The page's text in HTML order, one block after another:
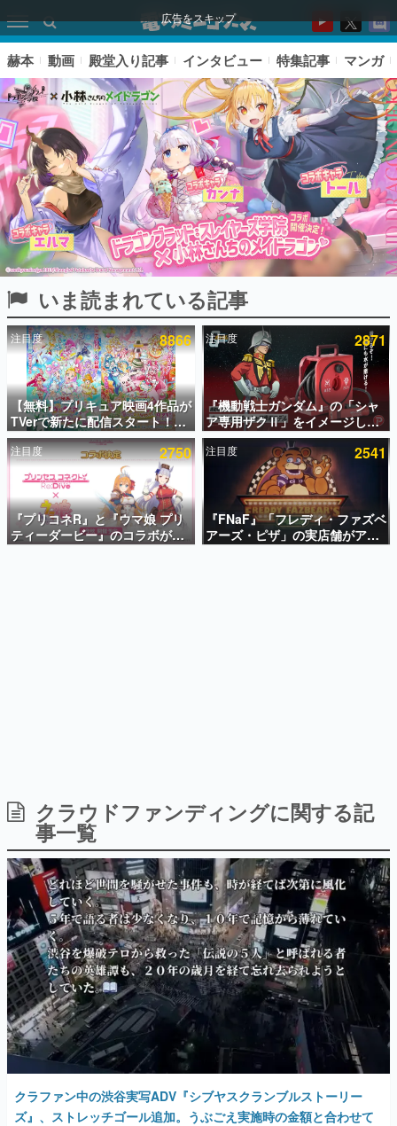
広告をスキップ
ピックアップ
電ファミのいま読まれている記事ランキング
アプリセール情報
インタビュー
連載・特集一覧
殿堂入り記事
SNS拡散数が数千以上！ ページビュー数万以上！ などな
ど。多くの人々に読まれた、電ファミ渾身の“殿堂入り”記
事をまとめました。
日本のコンテンツ産業やカルチャーに与えた影響を探る企
画です。
日本モバイルゲーム産業史
日本のモバイルゲーム史における主要なトピック・タイト
ルを網羅するほか、開発者へのインタビューや識者による
解説を掲載。約20年の歴史が一望できる決定版！
若ゲのいたり〜ゲームクリエイターの青春〜
『うつヌケ』『ペンと箸』等で知られるマンガ家・田中圭
一先生によるゲーム業界レポートマンガです。
なんでゲームは面白い？
ゲーム開発者・hamatsu氏がゲームの魅力を画面や操作の
具体的な形から解き明かしていく、硬派で骨太な評論連載
です。
ゲームが変えた日本語
の起源や用法の変遷を、コンピューター文化史研究家・タ
イニーP氏が徹底調査。
赫本 動画 殿堂入り記事 インタビュー 特集記事 マンガ
いま読まれている記事
注目度 8866
【無料】プリキュア映画4作品が
TVerで新たに配信スタート！な
んと2018年～2024年の映画ほぼ
すべてが見放題に、ぶっちゃけ
ありえないラインナップ
注目度 2871
『機動戦士ガンダム』の「シャ
ア専用ザクⅡ」をイメージした
散水ホースリールが予約開始。
本体にはシャアのパーソナルマ
ークやジオン公国軍のエンブレ
ム、型式番号などを配置
注目度 2750
『プリコネR』と『ウマ娘 プリ
ティーダービー』のコラボが決
定！“最大170連無料”の8.5周年
注目度 2541
『FNaF』「フレディ・ファズベ
アーズ・ピザ」の実店舗がアメ
リカの商業施設「American
クラウドファンディングに関する記
事一覧
クラファン中の渋谷実写ADV『シブヤスクランブルストーリー
ズ』、ストレッチゴール追加。うぶごえ実施時の金額と合わせて